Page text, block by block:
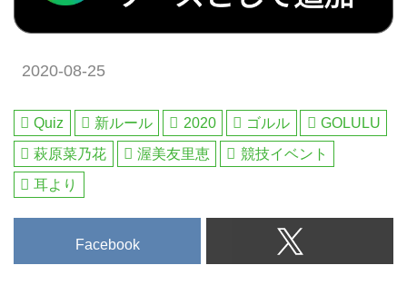
2020-08-25
Quiz 新ルール 2020 ゴルル
GOLULU
萩原菜乃花
渥美友里恵
競技イベント
耳より
Facebook